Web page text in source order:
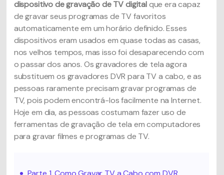
dispositivo de gravação de TV digitalque era capaz
de gravar seus programas de TV favoritos
automaticamente em um horário definido. Esses
dispositivos eram usados em quase todas as casas,
nos velhos tempos, mas isso foi desaparecendo com
o passar dos anos. Os gravadores de tela agora
substituem os gravadores DVR para TV a cabo, e as
pessoas raramente precisam gravar programas de
TV, pois podem encontrá-los facilmente na Internet.
Hoje em dia, as pessoas costumam fazer uso de
ferramentas de gravação de tela em computadores
para gravar filmes e programas de TV.